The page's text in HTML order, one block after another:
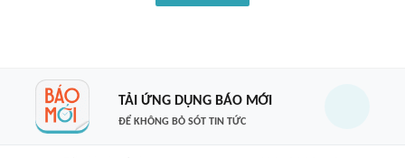
TẢI ỨNG DỤNG BÁO MỚI
ĐỂ KHÔNG BỎ SÓT TIN TỨC